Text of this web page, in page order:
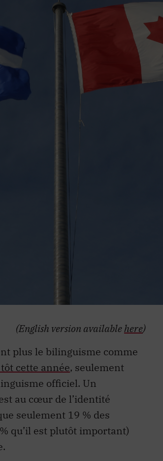
(English version availablehere)
plus le bilinguisme comme
cette année, seulement
officiel. Un
au cœur de l’identité
seulement 19 % des
qu’il est plutôt important)